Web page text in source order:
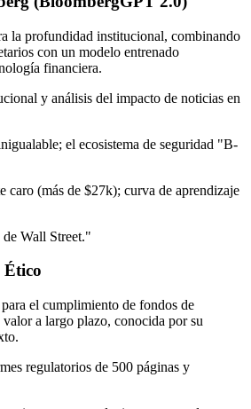
la profundidad institucional, combinando
con un modelo entrenado
financiera.
y análisis del impacto de noticias en
el ecosistema de seguridad "B-
caro (más de $27k); curva de aprendizaje
Wall Street."
Ético
el cumplimiento de fondos de
a largo plazo, conocida por su
regulatorios de 500 páginas y